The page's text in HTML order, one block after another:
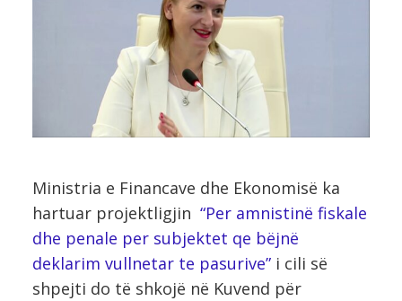
Ministria e Financave dhe Ekonomisë ka
hartuar projektligjin “Per amnistinë fiskale
dhe penale per subjektet qe bëjnë
deklarim vullnetar te pasurive” i cili së
shpejti do të shkojë në Kuvend për